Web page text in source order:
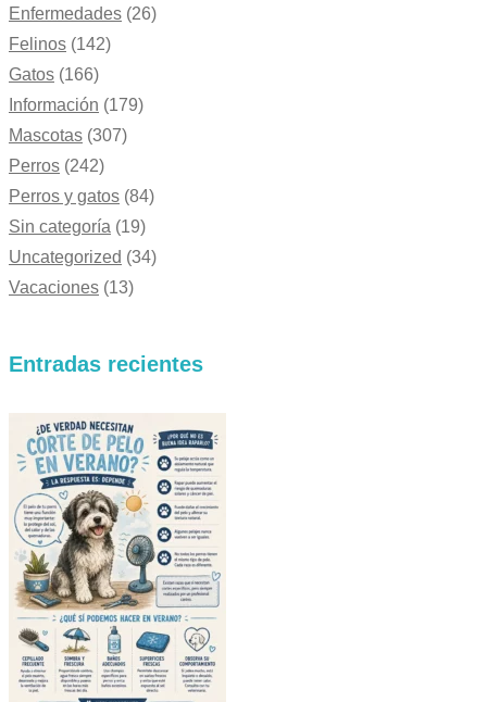
Enfermedades (26)
Felinos (142)
Gatos (166)
Información (179)
Mascotas (307)
Perros (242)
Perros y gatos (84)
Sin categoría (19)
Uncategorized (34)
Vacaciones (13)
Entradas recientes